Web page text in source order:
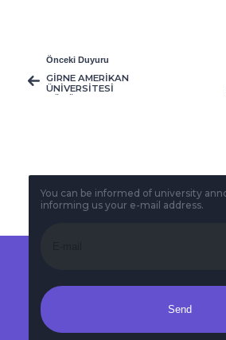
Önceki Duyuru
GİRNE AMERİKAN
ÜNİVERSİTESİ
You can be informed of university
informing us your e-mail address.
Send